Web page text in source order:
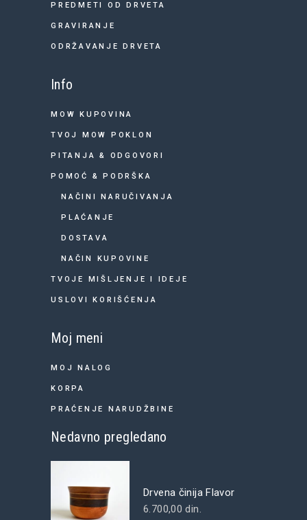
PREDMETI OD DRVETA
GRAVIRANJE
ODRŽAVANJE DRVETA
Info
MOW KUPOVINA
TVOJ MOW POKLON
PITANJA & ODGOVORI
POMOĆ & PODRŠKA
NAČINI NARUČIVANJA
PLAĆANJE
DOSTAVA
NAČIN KUPOVINE
TVOJE MIŠLJENJE I IDEJE
USLOVI KORIŠĆENJA
Moj meni
MOJ NALOG
KORPA
PRAĆENJE NARUDŽBINE
Nedavno pregledano
Drvena činija Flavor
6.700,00din.